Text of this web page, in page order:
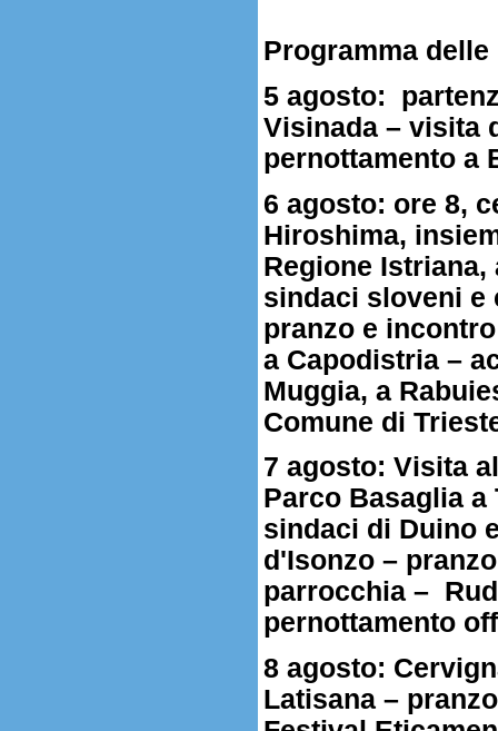
Programma
5 agosto:
Visinada – visita
pernottamento a
6 agosto: ore 8,
Hiroshima,
Regione
sindaci sloveni e
pranzo e
a Capodistria –
Muggia, a
Comune di
7 agosto: Visita
Parco Basaglia
sindaci di Duino
d'Isonzo –
parrocchia –
pernottamento
8 agosto:
Latisana –